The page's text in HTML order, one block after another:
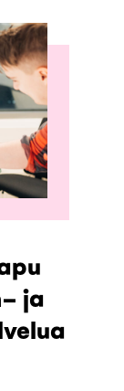
ja